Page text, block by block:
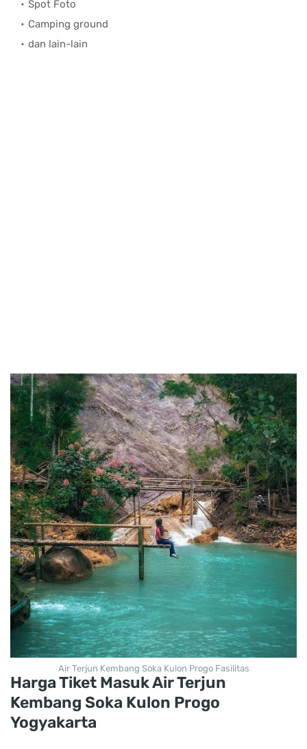
Spot Foto
Camping ground
dan lain-lain
Air Terjun Kembang Soka Kulon Progo Fasilitas
Harga Tiket Masuk Air Terjun
Kembang Soka Kulon Progo
Yogyakarta